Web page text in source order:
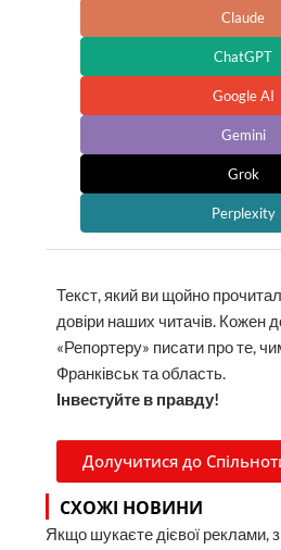
Claude
ChatGPT
Google AI
Gemini
Grok
Perplexity
Текст, який ви щойно
довіри наших читачів. Кожен
«Репортеру» писати про те,
Франківськ та область.
Інвестуйте в правду!
Долучитися до
СХОЖІ НОВИНИ
Якщо шукаєте дієвої реклами,